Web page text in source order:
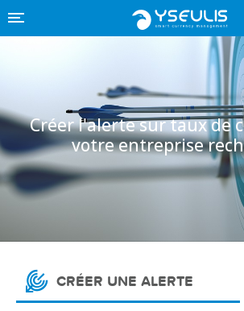
Créer l'alerte sur taux de
votre entreprise
CRÉER UNE ALERTE